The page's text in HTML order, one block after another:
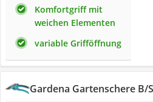
Komfortgriff mit
weichen Elementen
variable Grifföffnung
Gardena Gartenschere B/S